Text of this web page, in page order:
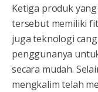
Ketiga produk
tersebut memiliki
juga teknologi
penggunanya
secara mudah.
mengkalim telah